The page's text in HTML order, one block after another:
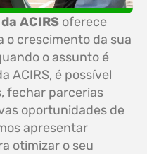
ACIRS oferece
o crescimento da sua
o assunto é
ACIRS, é possível
fechar parcerias
oportunidades de
apresentar
otimizar o seu